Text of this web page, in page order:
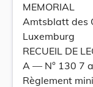
MEMORIAL
Amtsblatt des
Luxemburg
RECUEIL DE
A –– N° 130 7
Règlement